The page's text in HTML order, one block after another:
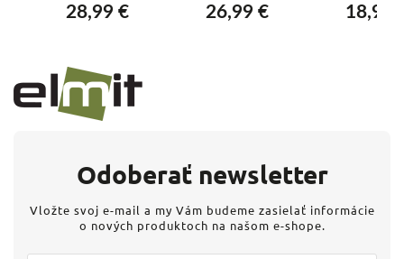
28,99 € 26,99 € 18,99
Odoberať newsletter
Vložte svoj e-mail a my Vám budeme zasielať informácie
o nových produktoch na našom e-shope.